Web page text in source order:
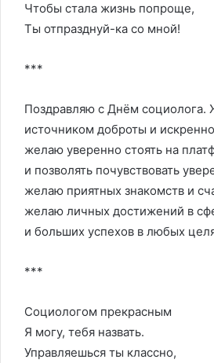
Чтобы стала жизнь попроще,
Ты отпразднуй-ка со мной!
***
Поздравляю с Днём
источником доброты и
желаю уверенно стоять на
и позволять почувствовать
желаю приятных знакомств и
желаю личных достижений в
и больших успехов в любых
***
Социологом прекрасным
Я могу, тебя назвать.
Управляешься ты классно,